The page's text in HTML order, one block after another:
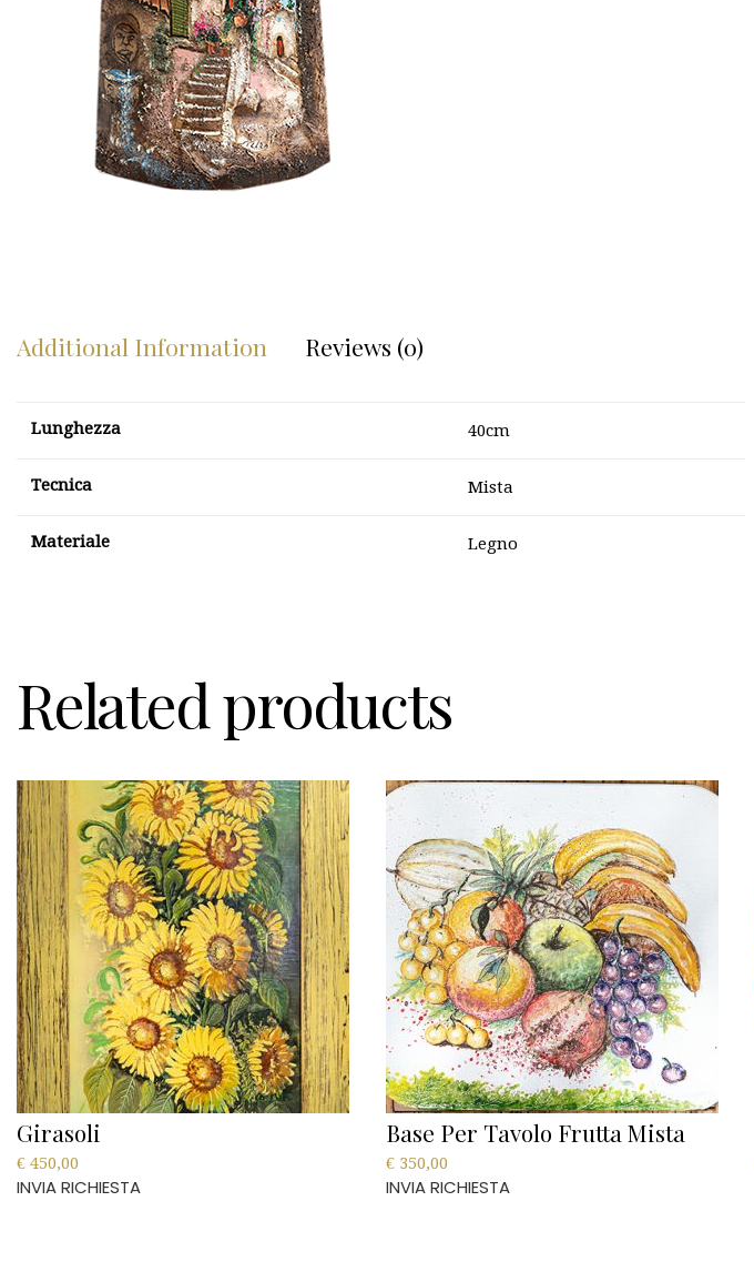
Additional Information Reviews (0)
Lunghezza 40cm
Tecnica Mista
Materiale Legno
Related products
Girasoli
€ 450,00
INVIA RICHIESTA
Base Per Tavolo Frutta Mista
€350,00
INVIA RICHIESTA